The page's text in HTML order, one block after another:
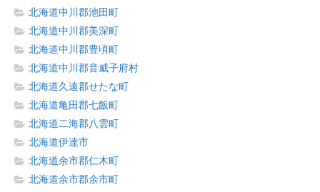
北海道中川郡池田町
北海道中川郡美深町
北海道中川郡豊頃町
北海道中川郡音威子府村
北海道久遠郡せたな町
北海道亀田郡七飯町
北海道二海郡八雲町
北海道伊達市
北海道余市郡仁木町
北海道余市郡余市町